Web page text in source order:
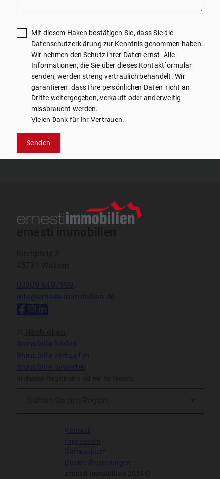
Mit diesem Haken bestätigen Sie, dass Sie die
Datenschutzerklärung zur Kenntnis genommen haben.
Wir nehmen den Schutz Ihrer Daten ernst. Alle
Informationen, die Sie über dieses Kontaktformular
senden, werden streng vertraulich behandelt. Wir
garantieren, dass Ihre persönlichen Daten nicht an
Dritte weitergegeben, verkauft oder anderweitig
missbraucht werden.
Vielen Dank für Ihr Vertrauen.
Senden